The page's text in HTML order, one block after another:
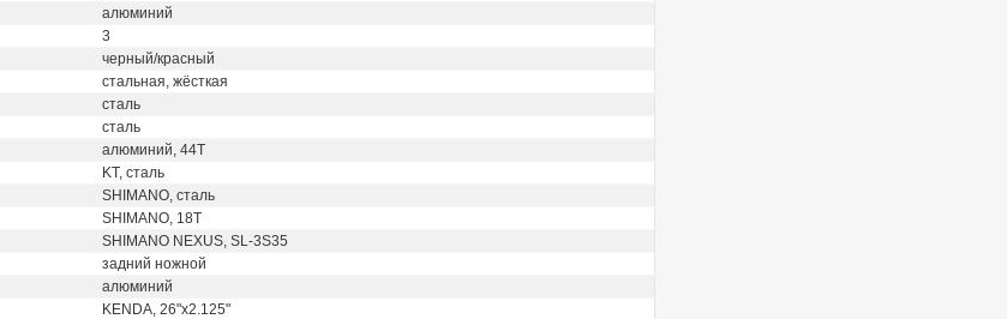
алюминий
3
черный/красный
стальная, жёсткая
сталь
сталь
алюминий, 44T
KT, сталь
SHIMANO, сталь
SHIMANO, 18T
SHIMANO NEXUS, SL-3S35
задний ножной
алюминий
KENDA, 26"x2.125"